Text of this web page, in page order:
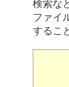
検索な
ファイ
するこ